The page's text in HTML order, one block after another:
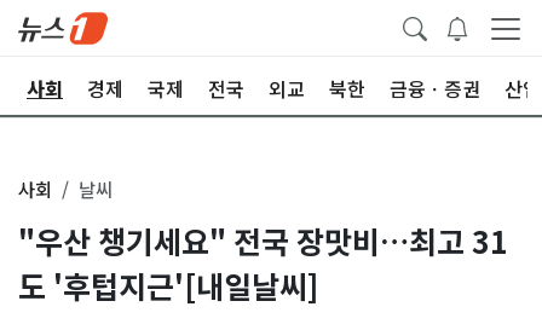
사회 경제 국제 전국 외교 북한 금융ㆍ증권 산업
사회 날씨
"우산 챙기세요" 전국 장맛비…최고 31
도 '후텁지근'[내일날씨]